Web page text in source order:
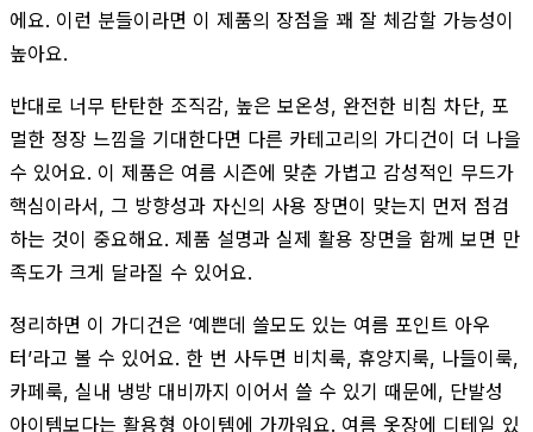
에요. 이런 분들이라면 이 제품의 장점을 꽤 잘 체감할 가능성이
높아요.
반대로 너무 탄탄한 조직감, 높은 보온성, 완전한 비침 차단, 포
멀한 정장 느낌을 기대한다면 다른 카테고리의 가디건이 더 나을
수 있어요. 이 제품은 여름 시즌에 맞춘 가볍고 감성적인 무드가
핵심이라서, 그 방향성과 자신의 사용 장면이 맞는지 먼저 점검
하는 것이 중요해요. 제품 설명과 실제 활용 장면을 함께 보면 만
족도가 크게 달라질 수 있어요.
정리하면 이 가디건은 ‘예쁜데 쓸모도 있는 여름 포인트 아우
터’라고 볼 수 있어요. 한 번 사두면 비치룩, 휴양지룩, 나들이룩,
카페룩, 실내 냉방 대비까지 이어서 쓸 수 있기 때문에, 단발성
아이템보다는 활용형 아이템에 가까워요. 여름 옷장에 디테일 있